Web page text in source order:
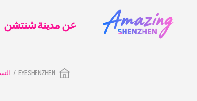
EYESHENZHEN
عن مدينة شنتشن